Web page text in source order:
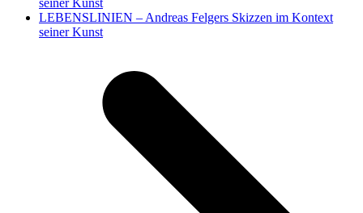
seiner Kunst
Nächster
Beitrag:
LEBENSLINIEN – Andreas Felgers Skizzen im Kontext
seiner Kunst